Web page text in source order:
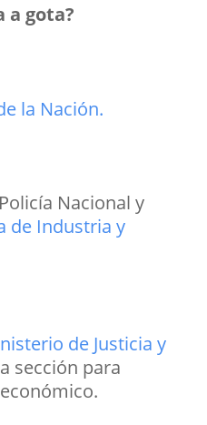
a gota?
la Nación.
Nacional y
de Industria y
de Justicia y
sección para